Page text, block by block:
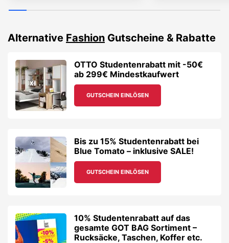
Alternative Fashion Gutscheine & Rabatte
OTTO Studentenrabatt mit -50€
ab 299€ Mindestkaufwert
GUTSCHEIN EINLÖSEN
Bis zu 15% Studentenrabatt bei
Blue Tomato – inklusive SALE!
GUTSCHEIN EINLÖSEN
10% Studentenrabatt auf das
gesamte GOT BAG Sortiment –
Rucksäcke, Taschen, Koffer etc.